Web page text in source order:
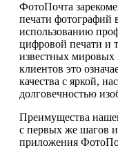
ФотоПочта
печати фотографий
использованию
цифровой печати и
известных мировых
клиентов это
качества с яркой,
долговечностью
Преимущества
с первых же шагов
приложения